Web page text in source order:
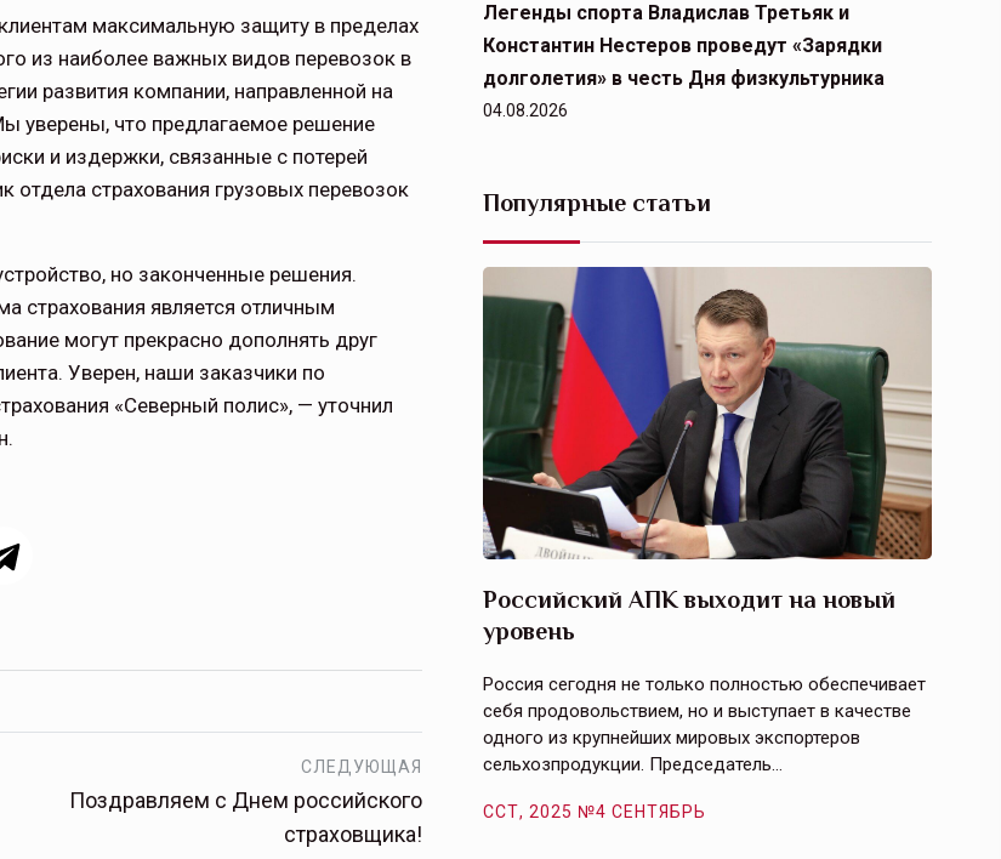
максимальную защиту в пределах
из наиболее важных видов перевозок в
развития компании, направленной на
уверены, что предлагаемое решение
и издержки, связанные с потерей
отдела страхования грузовых перевозок
но законченные решения.
страхования является отличным
могут прекрасно дополнять друг
Уверен, наши заказчики по
«Северный полис», — уточнил
СЛЕДУЮЩАЯ
Поздравляем с Днем российского
страховщика!
Легенды спорта Владислав Третьяк и
Константин Нестеров проведут «Зарядки
долголетия» в честь Дня физкультурника
04.08.2026
Популярные статьи
областях требует точечной доработки…
Российский АПК выходит на новый
уровень
Россия сегодня не только полностью обеспечивает
себя продовольствием, но и выступает в качестве
одного из крупнейших мировых экспортеров
сельхозпродукции. Председатель…
ССТ, 2025 №4 СЕНТЯБРЬ